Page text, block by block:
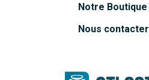
Notre Boutique
Nous contacter